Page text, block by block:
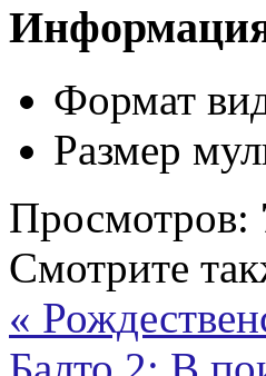
Формат
Размер
Просмотров:
Смотрите
«